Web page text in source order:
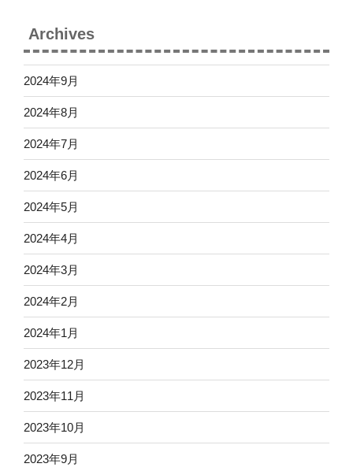
m
e
h
a
Archives
2024年9月
2024年8月
2024年7月
2024年6月
2024年5月
2024年4月
2024年3月
2024年2月
2024年1月
2023年12月
2023年11月
2023年10月
2023年9月